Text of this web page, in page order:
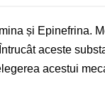
și Epinefrina.
aceste
acestui